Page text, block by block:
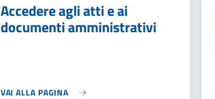
Accedere agli atti e ai
documenti amministrativi
VAI ALLA PAGINA